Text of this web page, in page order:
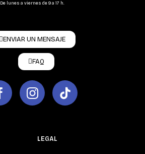
De lunes a viernes de 9 a 17 h.
ENVIAR UN MENSAJE
FAQ
LEGAL